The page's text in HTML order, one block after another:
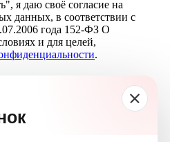
я даю своё согласие на
данных, в соответствии с
года 152-ФЗ О
и для целей,
.